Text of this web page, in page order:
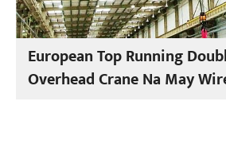
European Top Running
Overhead Crane Na May